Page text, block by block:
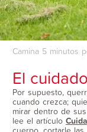
Camina 5 minutos
El
Por supuesto,
cuando crezca;
mirar dentro de
lee el artículo
cuerpo, cortarle